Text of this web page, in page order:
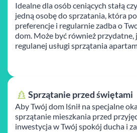
Idealne dla osób ceniących stałą
jedną osobę do sprzatania, która
preferencje i regularnie zadba o
dom. Może być również przydatne,
regulanej usługi sprzątania
Sprzątanie przed świętami
Aby Twój dom lśnił na specjalne
sprzątanie mieszkania przed
inwestycja w Twój spokój ducha i